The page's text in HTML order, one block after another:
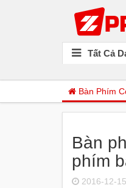
Tất Cả
Bàn Phím
Bàn
phím
2016-12-